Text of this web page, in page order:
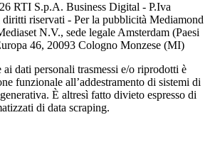
RTI S.p.A. Business Digital - P.Iva
riservati - Per la pubblicità Mediamond
N.V., sede legale Amsterdam (Paesi
46, 20093 Cologno Monzese (MI)
dati personali trasmessi e/o riprodotti è
funzionale all’addestramento di sistemi di
È altresì fatto divieto espresso di
di data scraping.